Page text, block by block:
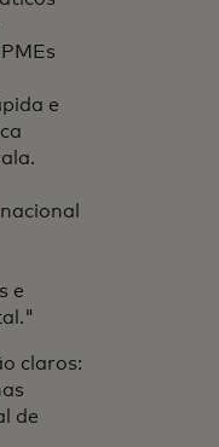
e
e
claros:
de